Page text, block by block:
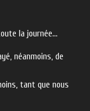
la journée…
néanmoins, de
tant que nous